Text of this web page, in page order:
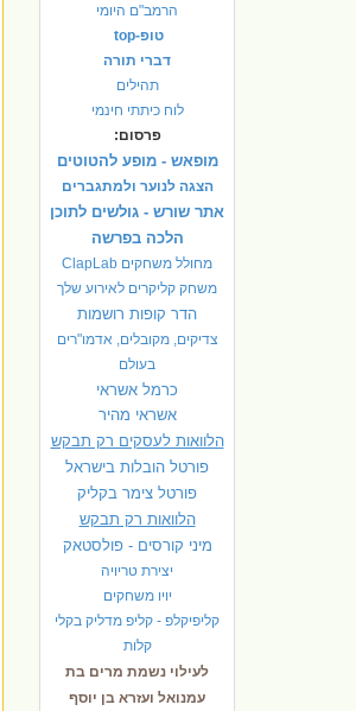
הרמב"ם היומי
טופ-top
דברי תורה
תהילים
לוח כיתתי חינמי
פרסום:
מופאש - מופע להטוטים
הצגה לנוער ולמתגברים
אתר שורש - גולשים לתוכן
הלכה בפרשה
מחולל משחקים ClapLab
משחק קליקרים לאירוע שלך
הדר קופות רושמות
צדיקים, מקובלים, אדמו"רים
בעולם
כרמל אשראי
אשראי מהיר
הלוואות לעסקים רק תבקש
פורטל הובלות בישראל
פורטל צימר בקליק
הלוואות רק תבקש
מיני קורסים - פולסטאק
יצירת טריויה
יויו משחקים
קליפיקלפ - קליפ מדליק בקלי
קלות
לעילוי נשמת מרים בת
עמנואל ועזרא בן יוסף